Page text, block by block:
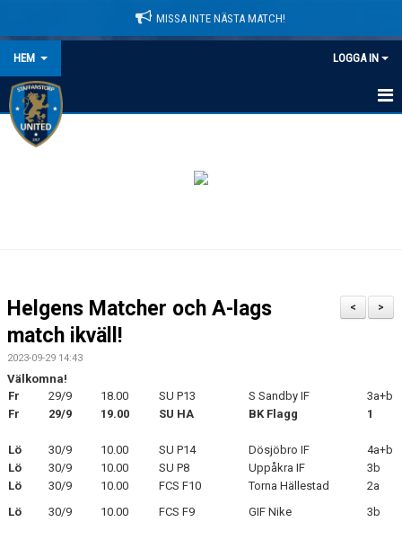
MISSA INTE NÄSTA MATCH!
HEM LOGGA IN
HEM
DOMARINFORMATION
MEDLEMSAVGIFTER
DOKUMENT
LEDARINFORMATION
STYRELSE/SEKTIONER
>
<
Helgens Matcher och A-lags
match ikväll!
2023-09-29 14:43
Välkomna!
Fr
29/9 18.00 SU P13 S Sandby IF
3a+b
Fr
29/9 19.00 SU HA BK Flagg 1
Lö 30/9 10.00 SU P14 Dösjöbro IF
4a+b
Lö
30/9 10.00 SU P8 Uppåkra IF
3b
Lö
30/9 10.00 FCS F10 Torna Hällestad
2a
Lö
30/9 10.00 FCS F9 GIF Nike 3b